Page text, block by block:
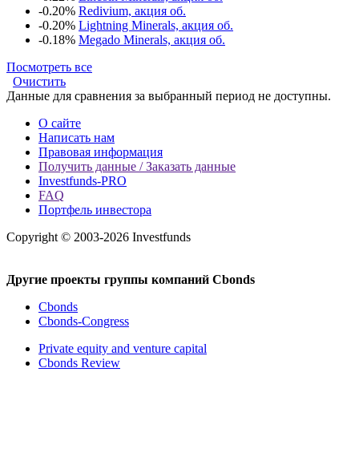
-0.20% Redivium, акция об.
-0.20% Lightning Minerals, акция об.
-0.18% Megado Minerals, акция об.
Посмотреть все
Очистить
Данные для сравнения за выбранный период не доступны.
О сайте
Написать нам
Правовая информация
Получить данные / Заказать данные
Investfunds-PRO
FAQ
Портфель инвестора
Copyright © 2003-2026 Investfunds
Другие проекты группы компаний Cbonds
Cbonds
Cbonds-Congress
Private equity and venture capital
Cbonds Review